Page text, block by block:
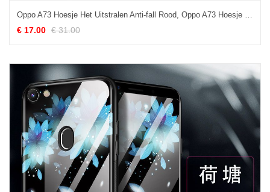
Oppo A73 Hoesje Het Uitstralen Anti-fall Rood, Oppo A73 Hoesje Scheppend Persoonlijk
€ 17.00 € 31.00